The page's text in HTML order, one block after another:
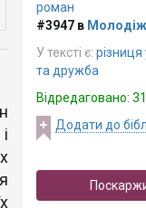
роман
#3947 в
У тексті є: різниця
та дружба
Відредаговано:
Додати до